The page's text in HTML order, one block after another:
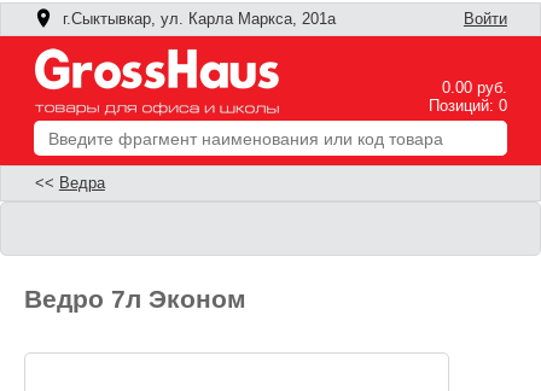
г.Сыктывкар, ул. Карла Маркса, 201а Войти
0.00 руб.
Позиций: 0
<< Ведра
Ведро 7л Эконом